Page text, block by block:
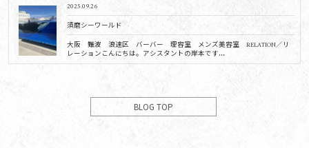
2025.09.26
須磨シーワールド
大阪 難波 浪速区 バーバー 理容室 メンズ美容室 RELATION／リ
レーションこんにちは。アシスタントの岸本です...
BLOG TOP